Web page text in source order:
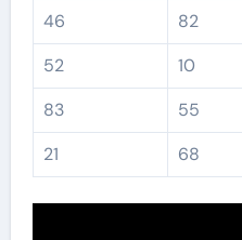
46
82
52
10
83
55
21
68